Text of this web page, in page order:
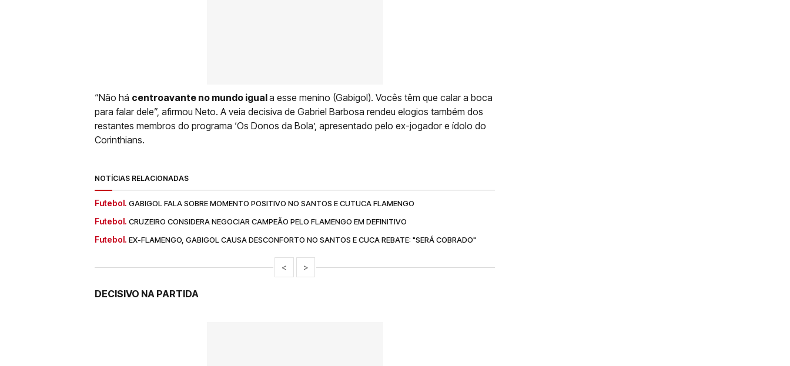
“Não há centroavante no mundo iguala esse menino (Gabigol). Vocês têm que calar a boca
para falar dele”, afirmou Neto. A veia decisiva de Gabriel Barbosa rendeu elogios também dos
restantes membros do programa ‘Os Donos da Bola’, apresentado pelo ex-jogador e ídolo do
Corinthians.
NOTÍCIAS RELACIONADAS
Futebol. GABIGOL FALA SOBRE MOMENTO POSITIVO NO SANTOS E CUTUCA FLAMENGO
Futebol. CRUZEIRO CONSIDERA NEGOCIAR CAMPEÃO PELO FLAMENGO EM DEFINITIVO
Futebol. EX-FLAMENGO, GABIGOL CAUSA DESCONFORTO NO SANTOS E CUCA REBATE: "SERÁ COBRADO"
< >
DECISIVO NA PARTIDA